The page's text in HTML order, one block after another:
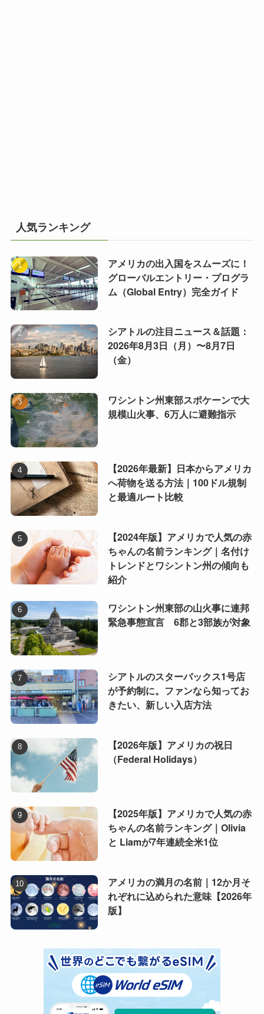
人気ランキング
アメリカの出入国をスムーズに！
グローバルエントリー・プログラ
ム（Global Entry）完全ガイド
シアトルの注目ニュース＆話題：
2026年8月3日（月）〜8月7日
（金）
ワシントン州東部スポケーンで大
規模山火事、6万人に避難指示
【2026年最新】日本からアメリカ
へ荷物を送る方法｜100ドル規制
と最適ルート比較
【2024年版】アメリカで人気の赤
ちゃんの名前ランキング｜名付け
トレンドとワシントン州の傾向も
紹介
ワシントン州東部の山火事に連邦
緊急事態宣言 6郡と3部族が対象
シアトルのスターバックス1号店
が予約制に。ファンなら知ってお
きたい、新しい入店方法
【2026年版】アメリカの祝日
（Federal Holidays）
【2025年版】アメリカで人気の赤
ちゃんの名前ランキング｜Olivia
と Liamが7年連続全米1位
アメリカの満月の名前｜12か月そ
れぞれに込められた意味【2026年
版】